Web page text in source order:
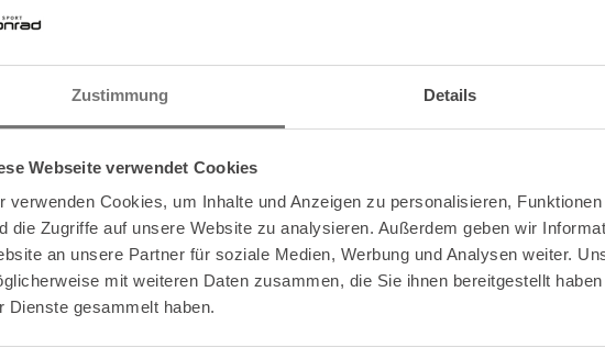
Zustimmung Details
Webseite verwendet Cookies
verwenden Cookies, um Inhalte und Anzeigen zu personalisieren,
die Zugriffe auf unsere Website zu analysieren. Außerdem geben wir
an unsere Partner für soziale Medien, Werbung und Analysen weiter.
mit weiteren Daten zusammen, die Sie ihnen bereitgestellt
Dienste gesammelt haben.
die Passform ganz einfach anzupassen.
Nötigste und eine versteckte Innentasche mit Reißverschluss dient als Stautasche
Rock praktisch ab.
wiederverwertbar